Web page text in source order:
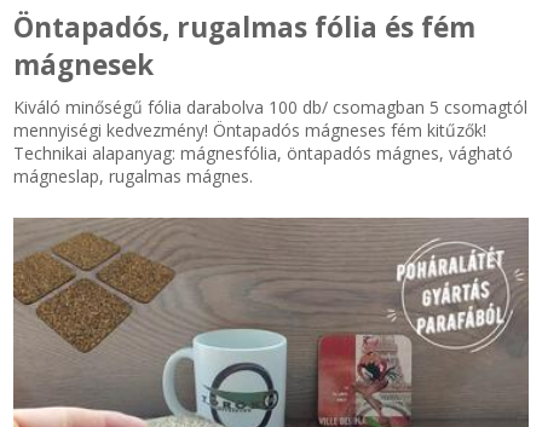
Öntapadós, rugalmas fólia és fém
mágnesek
Kiváló minőségű fólia darabolva 100 db/ csomagban 5 csomagtól
mennyiségi kedvezmény! Öntapadós mágneses fém kitűzők!
Technikai alapanyag: mágnesfólia, öntapadós mágnes, vágható
mágneslap, rugalmas mágnes.